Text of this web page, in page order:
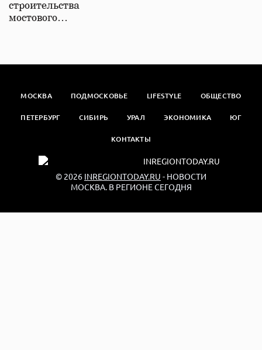
строительства
мостового…
МОСКВА ПОДМОСКОВЬЕ LIFESTYLE ОБЩЕСТВО
ПЕТЕРБУРГ СИБИРЬ УРАЛ ЭКОНОМИКА ЮГ
КОНТАКТЫ
© 2026 INREGIONTODAY.RU - НОВОСТИ
МОСКВА. В РЕГИОНЕ СЕГОДНЯ